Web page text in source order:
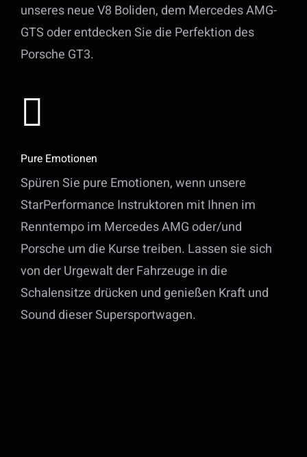
unseres neue V8 Boliden, dem Mercedes AMG-
GTS oder entdecken Sie die Perfektion des
Porsche GT3.
Pure Emotionen
Spüren Sie pure Emotionen, wenn unsere
StarPerformance Instruktoren mit Ihnen im
Renntempo im Mercedes AMG oder/und
Porsche um die Kurse treiben. Lassen sie sich
von der Urgewalt der Fahrzeuge in die
Schalensitze drücken und genießen Kraft und
Sound dieser Supersportwagen.